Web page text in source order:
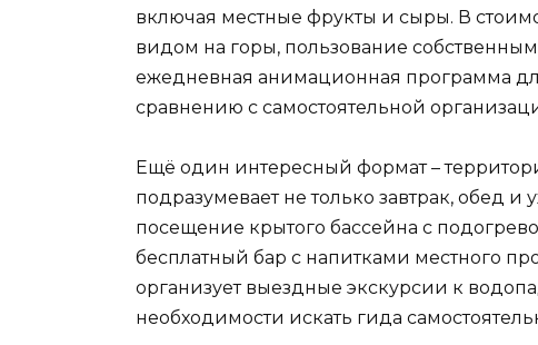
включая местные фрукты и сыры. В
видом на горы, пользование
ежедневная анимационная программа
сравнению с самостоятельной
Ещё один интересный формат –
подразумевает не только завтрак, обед
посещение крытого бассейна с
бесплатный бар с напитками местного
организует выездные экскурсии к
необходимости искать гида